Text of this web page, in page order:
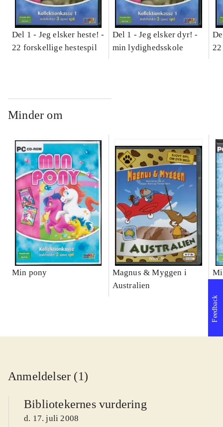
Del 1 - Jeg elsker heste! -
22 forskellige hestespil
Del 1 -Jeg elsker dyr! -
min lydighedsskole
Minder om
Min pony
Magnus & Myggen i
Australien
Anmeldelser (1)
Bibliotekernes vurdering
d. 17. juli 2008
Feedback